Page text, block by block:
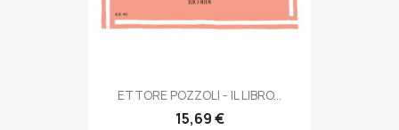
ETTORE POZZOLI - IL LIBRO...
15,69 €